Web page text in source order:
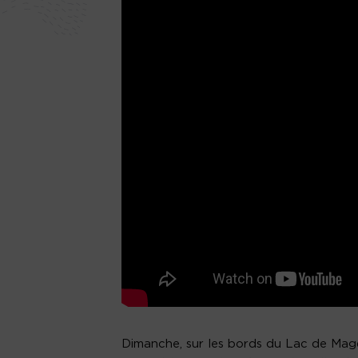
Dimanche, sur les bords du Lac de